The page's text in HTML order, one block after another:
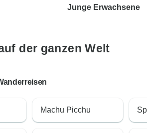
Junge Erwachsene
der ganzen Welt
Machu Picchu